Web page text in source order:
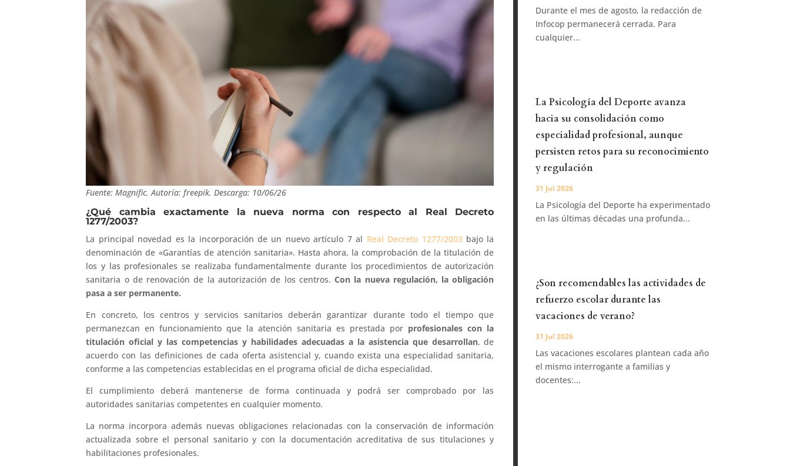
Fuente: Magnific. Autoría: freepik. Descarga: 10/06/26
¿Qué cambia exactamente la nueva norma con respecto al Real Decreto
1277/2003?
La principal novedad es la incorporación de un nuevo artículo 7 al Real Decreto 1277/2003bajo la
denominación de «Garantías de atención sanitaria». Hasta ahora, la comprobación de la titulación de
los y las profesionales se realizaba fundamentalmente durante los procedimientos de autorización
sanitaria o de renovación de la autorización de los centros.Con la nueva regulación, la obligación
pasa a ser permanente.
En concreto, los centros y servicios sanitarios deberán garantizar durante todo el tiempo que
permanezcan en funcionamiento que la atención sanitaria es prestada por profesionales con la
titulación oficial y las competencias y habilidades adecuadas a la asistencia que desarrollan, de
acuerdo con las definiciones de cada oferta asistencial y, cuando exista una especialidad sanitaria,
conforme a las competencias establecidas en el programa oficial de dicha especialidad.
El cumplimiento deberá mantenerse de forma continuada y podrá ser comprobado por las
autoridades sanitarias competentes en cualquier momento.
La norma incorpora además nuevas obligaciones relacionadas con la conservación de información
actualizada sobre el personal sanitario y con la documentación acreditativa de sus titulaciones y
habilitaciones profesionales.
Durante el mes de agosto, la redacción de
Infocop permanecerá cerrada. Para
cualquier...
La Psicología del Deporte avanza
hacia su consolidación como
especialidad profesional, aunque
persisten retos para su reconocimiento
y regulación
31 Jul 2026
La Psicología del Deporte ha experimentado
en las últimas décadas una profunda...
¿Son recomendables las actividades de
refuerzo escolar durante las
vacaciones de verano?
31 Jul 2026
Las vacaciones escolares plantean cada año
el mismo interrogante a familias y
docentes:...